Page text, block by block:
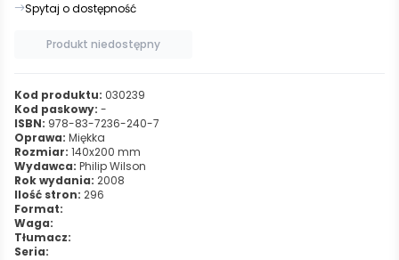
Spytaj o dostępność
Produkt niedostępny
Kod produktu: 030239
Kod paskowy: -
ISBN: 978-83-7236-240-7
Oprawa: Miękka
Rozmiar: 140x200 mm
Wydawca: Philip Wilson
Rok wydania: 2008
Ilość stron: 296
Format:
Waga:
Tłumacz:
Seria: